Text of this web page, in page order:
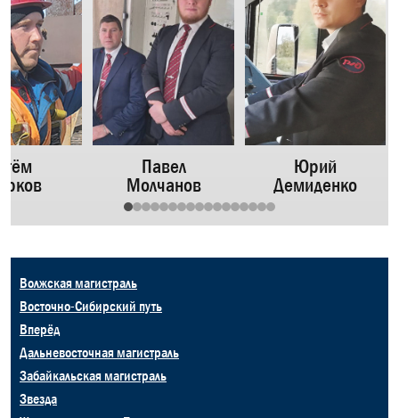
Павел
Молчанов
Юрий
Демиденко
Волжская магистраль
Восточно-Сибирский путь
Вперёд
Дальневосточная магистраль
Забайкальская магистраль
Звезда